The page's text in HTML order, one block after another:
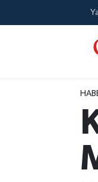
MODA -
Nöbetçi
Trafik
Süper Lig